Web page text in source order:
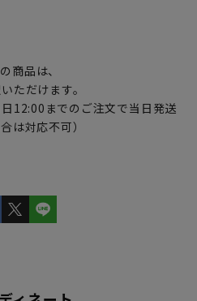
商品は、
ただけます。
12:00までのご注文で当日発送
は対応不可）